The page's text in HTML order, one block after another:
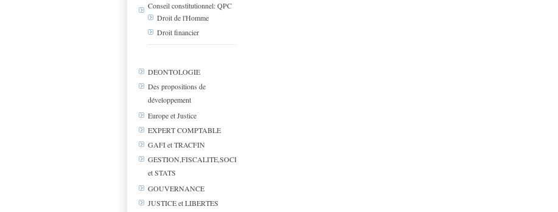
Conseil constitutionnel: QPC
Droit de l'Homme
Droit financier
DEONTOLOGIE
Des propositions de
développement
Europe et Justice
EXPERT COMPTABLE
GAFI et TRACFIN
GESTION,FISCALITE,SOCIAL
et STATS
GOUVERNANCE
JUSTICE et LIBERTES